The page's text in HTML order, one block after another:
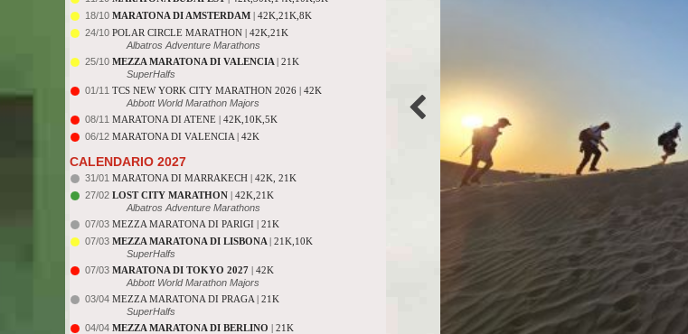
18/10 MARATONA DI AMSTERDAM | 42K,21K,8K
24/10 POLAR CIRCLE MARATHON | 42K,21K
Albatros Adventure Marathons
25/10 MEZZA MARATONA DI VALENCIA | 21K
SuperHalfs
01/11 TCS NEW YORK CITY MARATHON 2026 | 42K
Abbott World Marathon Majors
08/11 MARATONA DI ATENE | 42K,10K,5K
06/12 MARATONA DI VALENCIA | 42K
CALENDARIO 2027
31/01 MARATONA DI MARRAKECH | 42K, 21K
27/02 LOST CITY MARATHON | 42K,21K
Albatros Adventure Marathons
07/03 MEZZA MARATONA DI PARIGI | 21K
07/03 MEZZA MARATONA DI LISBONA | 21K,10K
SuperHalfs
07/03 MARATONA DI TOKYO 2027 | 42K
Abbott World Marathon Majors
03/04 MEZZA MARATONA DI PRAGA | 21K
SuperHalfs
04/04 MEZZA MARATONA DI BERLINO | 21K